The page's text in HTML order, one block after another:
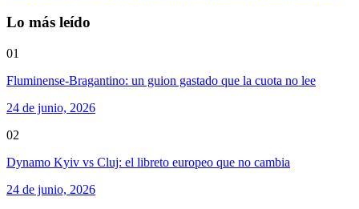
Lo más leído
01
Fluminense-Bragantino: un guion gastado que la cuota no lee
24 de junio, 2026
02
Dynamo Kyiv vs Cluj: el libreto europeo que no cambia
24 de junio, 2026